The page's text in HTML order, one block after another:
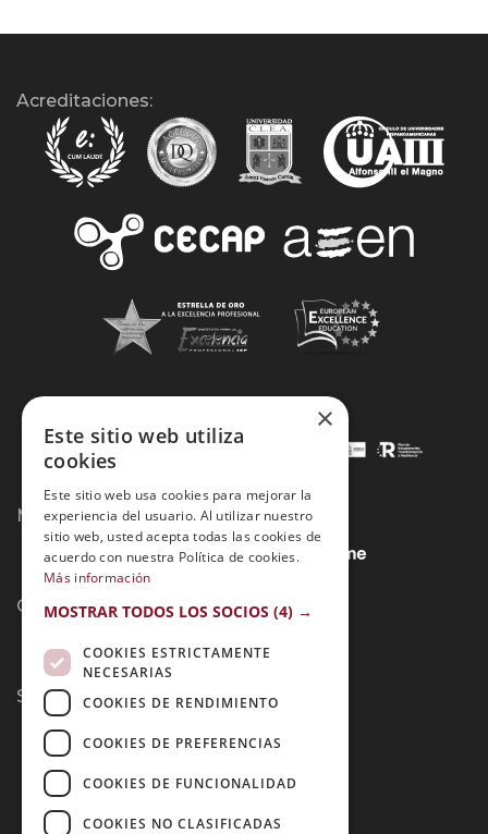
Acreditaciones:
Métodos de Pago:
Contacto:
Síguenos:
×
Este sitio web utiliza
cookies
Este sitio web usa cookies para mejorar la
experiencia del usuario. Al utilizar nuestro
sitio web, usted acepta todas las cookies de
acuerdo con nuestra Política de cookies.
Más información
MOSTRAR TODOS LOS SOCIOS (4) →
COOKIES ESTRICTAMENTE
NECESARIAS
COOKIES DE RENDIMIENTO
COOKIES DE PREFERENCIAS
COOKIES DE FUNCIONALIDAD
COOKIES NO CLASIFICADAS